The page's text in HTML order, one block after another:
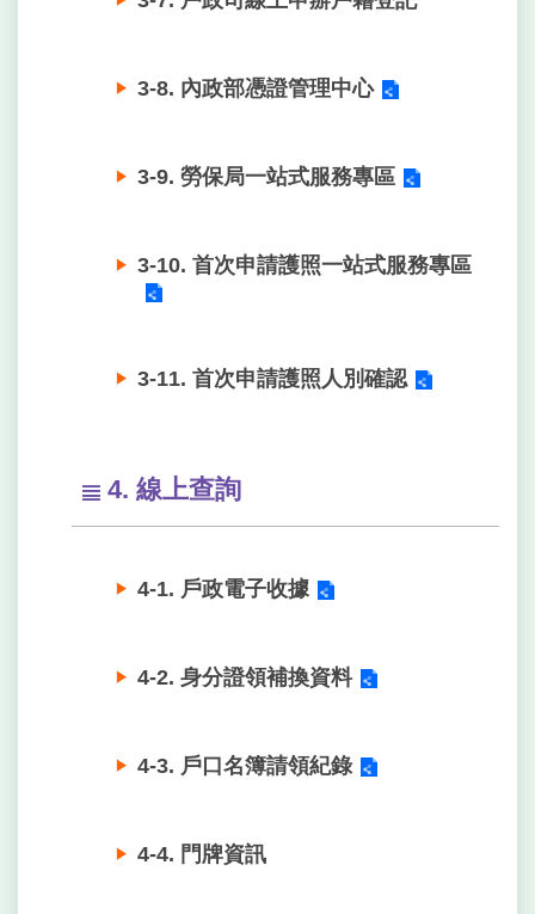
3-8. 內政部憑證管理中心
3-9. 勞保局一站式服務專區
3-10. 首次申請護照一站式服務專區
3-11. 首次申請護照人別確認
4. 線上查詢
4-1. 戶政電子收據
4-2. 身分證領補換資料
4-3. 戶口名簿請領紀錄
4-4. 門牌資訊